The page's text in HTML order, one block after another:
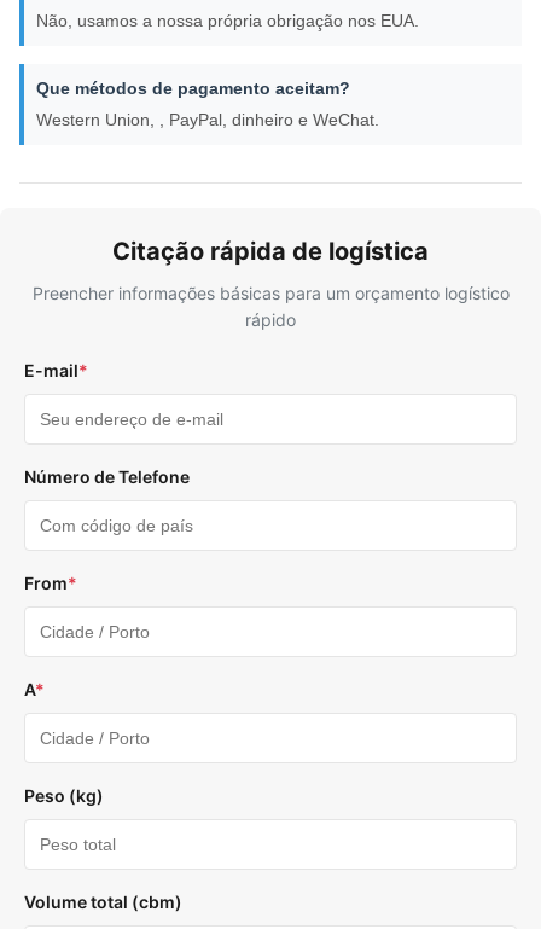
Não, usamos a nossa própria obrigação nos EUA.
Que métodos de pagamento aceitam?
Western Union, , PayPal, dinheiro e WeChat.
Citação rápida de logística
Preencher informações básicas para um orçamento logístico
rápido
E-mail*
Número de Telefone
From*
A*
Peso (kg)
Volume total (cbm)